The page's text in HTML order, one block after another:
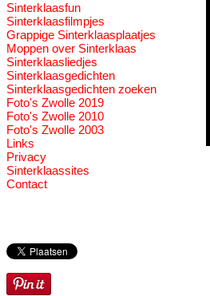
Sinterklaasfun
Sinterklaasfilmpjes
Grappige Sinterklaasplaatjes
Moppen over Sinterklaas
Sinterklaasliedjes
Sinterklaasgedichten
Sinterklaasgedichten zoeken
Foto's Zwolle 2019
Foto's Zwolle 2010
Foto's Zwolle 2003
Links
Privacy
Sinterklaassites
Contact